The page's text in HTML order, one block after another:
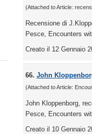
(Attached to Article:
Recensione di
Pesce, Encounters
Creato il 12 Gennaio
66. John
(Attached to Article:
John Kloppenborg,
Pesce, Encounters
Creato il 10 Gennaio